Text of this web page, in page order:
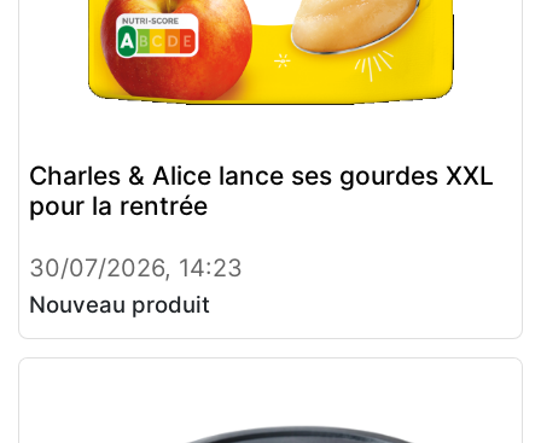
Charles & Alice lance ses gourdes XXL
pour la rentrée
30/07/2026, 14:23
Nouveau produit